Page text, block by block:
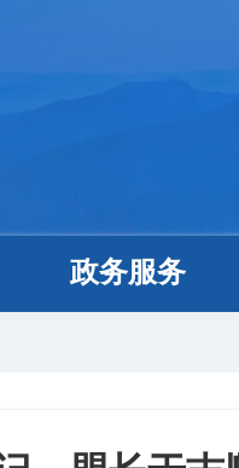
政务服务